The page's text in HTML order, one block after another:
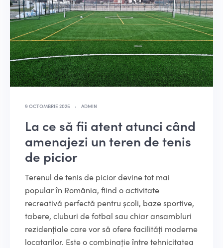
9 OCTOMBRIE 2025 ADMIN
La ce să fii atent atunci când
amenajezi un teren de tenis
de picior
Terenul de tenis de picior devine tot mai
popular în România, fiind o activitate
recreativă perfectă pentru școli, baze sportive,
tabere, cluburi de fotbal sau chiar ansambluri
rezidențiale care vor să ofere facilități moderne
locatarilor. Este o combinație între tehnicitatea